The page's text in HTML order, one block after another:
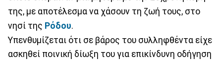
της, με αποτέλεσμα να χάσουν τη ζωή τους, στο
νησί της Ρόδου.
Υπενθυμίζεται ότι σε βάρος του συλληφθέντα είχε
ασκηθεί ποινική δίωξη του για επικίνδυνη οδήγηση